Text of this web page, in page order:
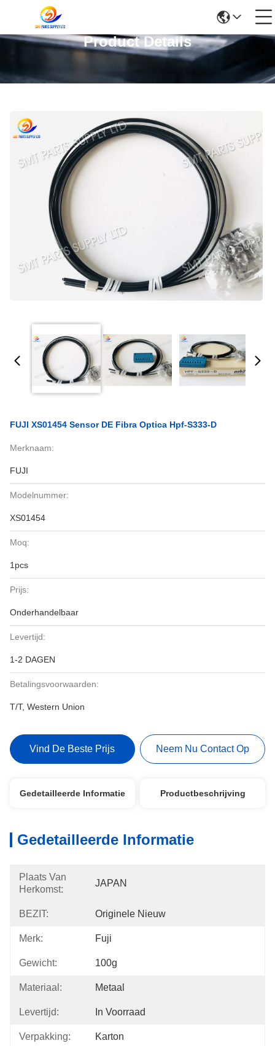
Product Details
FUJI XS01454 Sensor DE Fibra Optica Hpf-S333-D
Merknaam:
FUJI
Modelnummer:
XS01454
Moq:
1pcs
Prijs:
Onderhandelbaar
Levertijd:
1-2 DAGEN
Betalingsvoorwaarden:
T/T, Western Union
Vind De Beste Prijs Neem Nu Contact Op
Gedetailleerde Informatie Productbeschrijving
Gedetailleerde Informatie
Plaats Van
Herkomst:
JAPAN
BEZIT: Originele Nieuw
Merk: Fuji
Gewicht: 100g
Materiaal: Metaal
Levertijd: In Voorraad
Verpakking: Karton